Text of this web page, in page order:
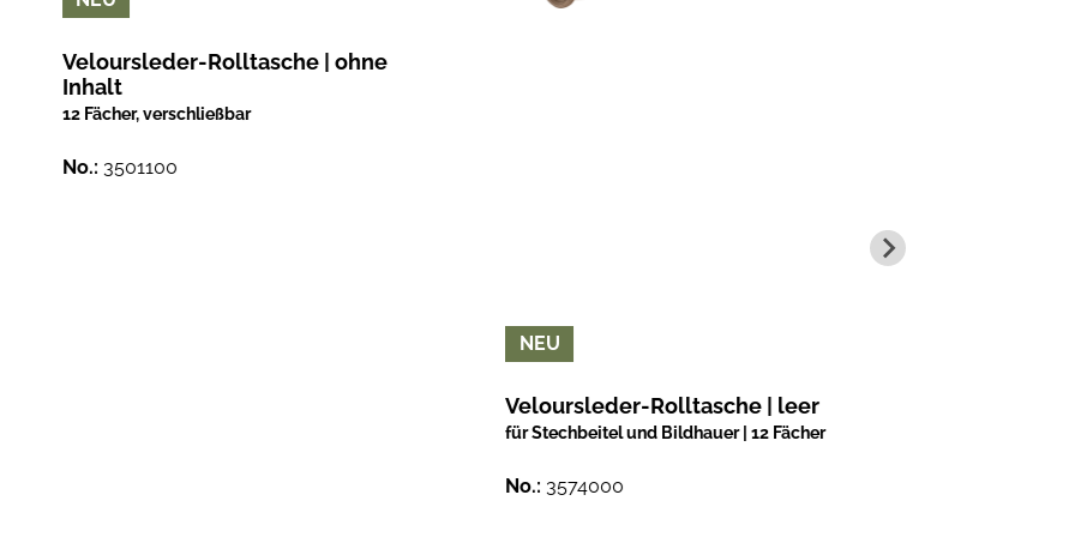
Veloursleder-Rolltasche | ohne
Inhalt
12 Fächer, verschließbar
No.: 3501100
NEU
Veloursleder-Rolltasche | leer
für Stechbeitel und Bildhauer | 12 Fächer
No.: 3574000